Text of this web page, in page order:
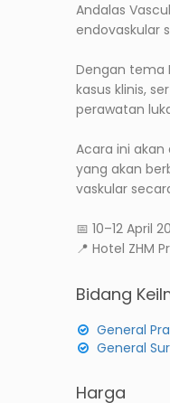
Andalas
endovaskular
Dengan tema
kasus klinis,
perawatan
Acara ini akan
yang akan
vaskular
📅 10–12 April
📍 Hotel ZHM
Bidang
General
General
Harga